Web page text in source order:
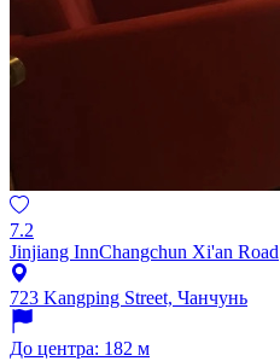
7.2
Jinjiang InnChangchun Xi'an Road
723 Kangping Street, Чанчунь
До центра: 182 м